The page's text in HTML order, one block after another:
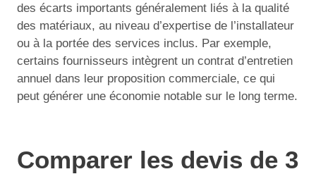
des écarts importants généralement liés à la qualité
des matériaux, au niveau d’expertise de l’installateur
ou à la portée des services inclus. Par exemple,
certains fournisseurs intègrent un contrat d’entretien
annuel dans leur proposition commerciale, ce qui
peut générer une économie notable sur le long terme.
Comparer les devis de 3